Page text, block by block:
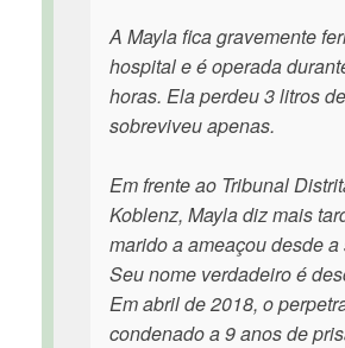
A Mayla fica gravemente
hospital e é operada
horas. Ela perdeu 3 litros
sobreviveu apenas.
Em frente ao Tribunal
Koblenz, Mayla diz mais
marido a ameaçou desde a
Seu nome verdadeiro é
Em abril de 2018, o
condenado a 9 anos de